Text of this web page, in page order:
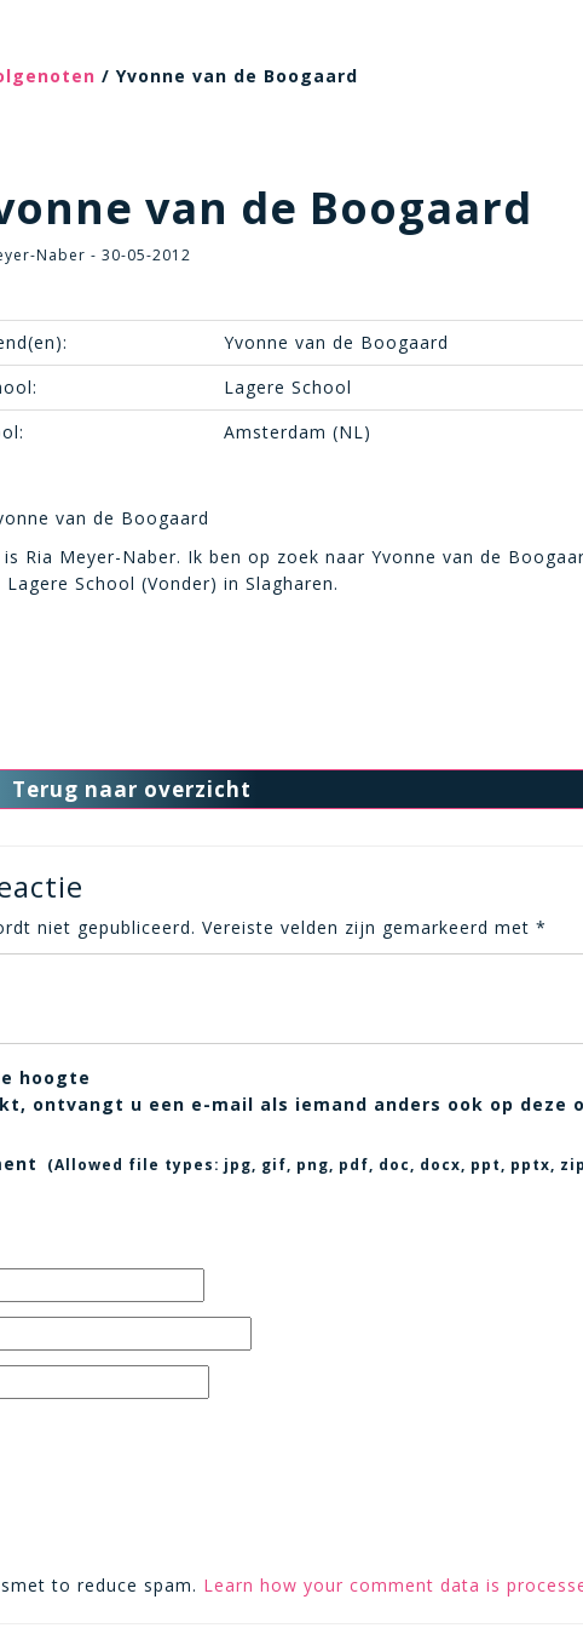
/ Yvonne van de Boogaard
van de Boogaard
Naber - 30-05-2012
Yvonne van de Boogaard
Lagere School
Amsterdam (NL)
van de Boogaard
Ria Meyer-Naber. Ik ben op zoek naar Yvonne van de
Lagere School (Vonder) in Slagharen.
Terug naar overzicht
niet gepubliceerd. Vereiste velden zijn gemarkeerd met *
hoogte
ontvangt u een e-mail als iemand anders ook op deze
(Allowed file types: jpg, gif, png, pdf, doc, docx, ppt, pptx,
to reduce spam. Learn how your comment data is